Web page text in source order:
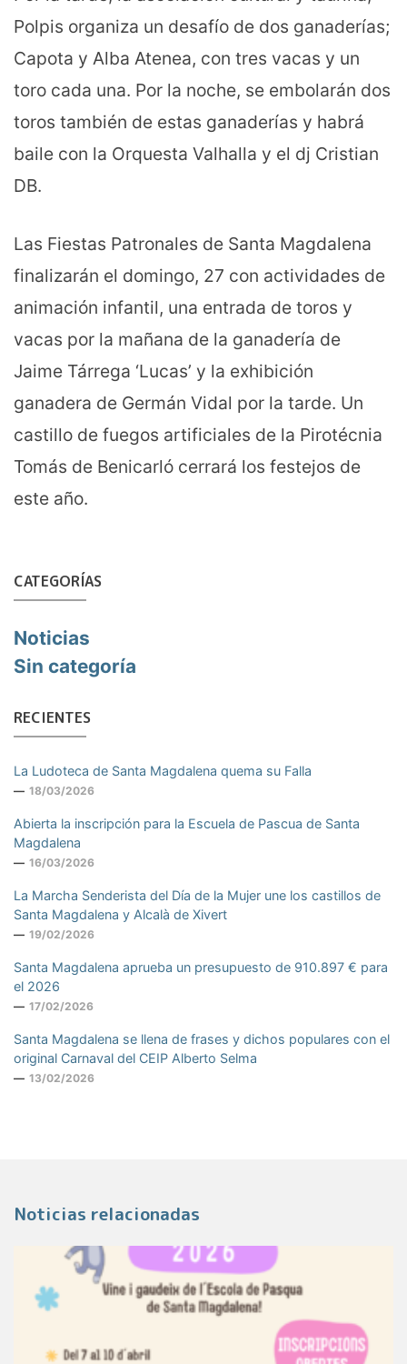
Polpis organiza un desafío de dos ganaderías;
Capota y Alba Atenea, con tres vacas y un
toro cada una. Por la noche, se embolarán dos
toros también de estas ganaderías y habrá
baile con la Orquesta Valhalla y el dj Cristian
DB.
Las Fiestas Patronales de Santa Magdalena
finalizarán el domingo, 27 con actividades de
animación infantil, una entrada de toros y
vacas por la mañana de la ganadería de
Jaime Tárrega ‘Lucas’ y la exhibición
ganadera de Germán Vidal por la tarde. Un
castillo de fuegos artificiales de la Pirotécnia
Tomás de Benicarló cerrará los festejos de
este año.
CATEGORÍAS
Noticias
Sin categoría
RECIENTES
La Ludoteca de Santa Magdalena quema su Falla
18/03/2026
Abierta la inscripción para la Escuela de Pascua de Santa
Magdalena
16/03/2026
La Marcha Senderista del Día de la Mujer une los castillos de
Santa Magdalena y Alcalà de Xivert
19/02/2026
Santa Magdalena aprueba un presupuesto de 910.897 € para
el 2026
17/02/2026
Santa Magdalena se llena de frases y dichos populares con el
original Carnaval del CEIP Alberto Selma
13/02/2026
Noticias relacionadas